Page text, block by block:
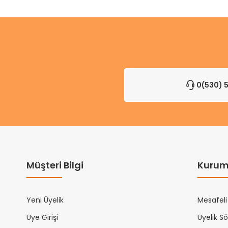
0(530)
Müşteri Bilgi
Yeni Üyelik
Üye Girişi
Mesafeli
Üyelik